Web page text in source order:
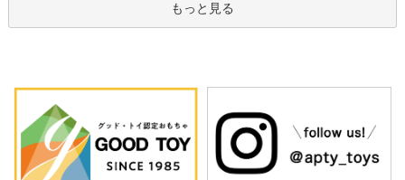
もっと見る